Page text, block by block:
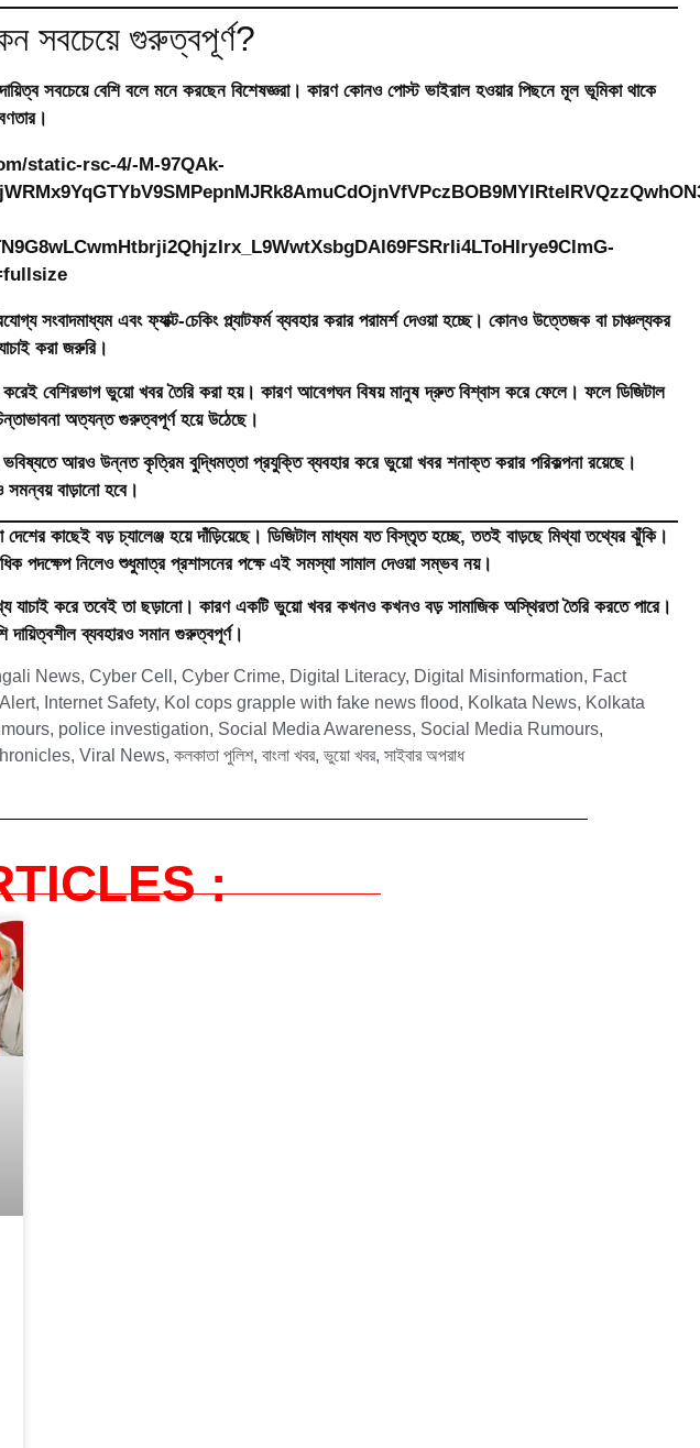
সবচেয়ে গুরুত্বপূর্ণ?
সবচেয়ে বেশি বলে মনে করছেন বিশেষজ্ঞরা। কারণ কোনও পোস্ট ভাইরাল হওয়ার পিছনে মূল ভূমিকা থাকে
সংবাদমাধ্যম এবং ফ্যাক্ট-চেকিং প্ল্যাটফর্ম ব্যবহার করার পরামর্শ দেওয়া হচ্ছে। কোনও উত্তেজক বা চাঞ্চল্যকর
করা জরুরি।
বেশিরভাগ ভুয়ো খবর তৈরি করা হয়। কারণ আবেগঘন বিষয় মানুষ দ্রুত বিশ্বাস করে ফেলে। ফলে ডিজিটাল
অত্যন্ত গুরুত্বপূর্ণ হয়ে উঠেছে।
আরও উন্নত কৃত্রিম বুদ্ধিমত্তা প্রযুক্তি ব্যবহার করে ভুয়ো খবর শনাক্ত করার পরিকল্পনা রয়েছে।
সমন্বয় বাড়ানো হবে।
কাছেই বড় চ্যালেঞ্জ হয়ে দাঁড়িয়েছে। ডিজিটাল মাধ্যম যত বিস্তৃত হচ্ছে, ততই বাড়ছে মিথ্যা তথ্যের ঝুঁকি।
পদক্ষেপ নিলেও শুধুমাত্র প্রশাসনের পক্ষে এই সমস্যা সামাল দেওয়া সম্ভব নয়।
যাচাই করে তবেই তা ছড়ানো। কারণ একটি ভুয়ো খবর কখনও কখনও বড় সামাজিক অস্থিরতা তৈরি করতে পারে।
দায়িত্বশীল ব্যবহারও সমান গুরুত্বপূর্ণ।
News,Cyber Cell ,Cyber Crime, Digital Literacy, Digital Misinformation, Fact
, Internet Safety, Kol cops grapple with fake news flood, Kolkata News, Kolkata
, police investigation, Social Media Awareness, Social Media Rumours,
,Viral News,কলকাতা পুলিশ,বাংলা খবর,ভুয়ো খবর,সাইবার অপরাধ
: